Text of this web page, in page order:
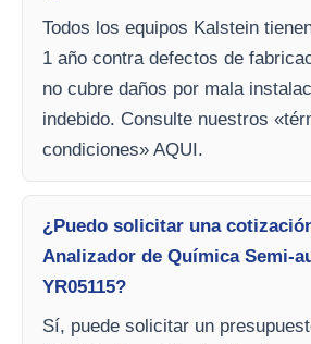
Todos los equipos Kalstein
1 año contra defectos de
no cubre daños por mala
indebido. Consulte nuestros
condiciones» AQUI.
¿Puedo solicitar una
Analizador de Química Semi-
YR05115?
Sí, puede solicitar un